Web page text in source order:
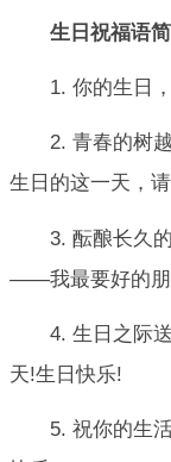
生日祝福语
1. 你的生日
2. 青春的树
生日的这一天，
3. 酝酿长久
——我最要好的朋
4. 生日之际
天!生日快乐!
5. 祝你的生